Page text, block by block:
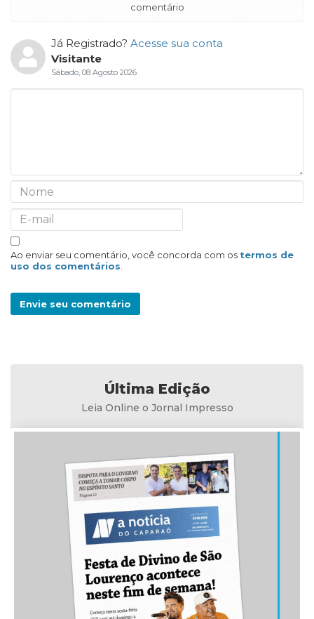
comentário
Já Registrado? Acesse sua conta
Visitante
Sábado, 08 Agosto 2026
Ao enviar seu comentário, você concorda com os termos de
uso dos comentários.
Envie seu comentário
Última Edição
Leia Online o Jornal Impresso